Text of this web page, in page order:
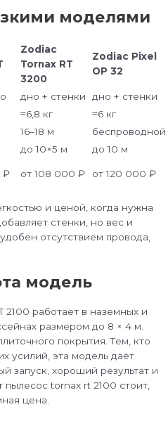
моделями
Zodiac
Tornax RT
3200
Zodiac Pixel
OP 32
дно + стенки
дно + стенки
≈6,8 кг
≈6 кг
16–18 м
беспроводной
до 10×5 м
до 10 м
₽ от 108 000 ₽ от 120 000 ₽
и ценой, когда нужна
стенки, но вес и
отсутствием провода,
модель
2100 работает в наземных и
размером до 8 × 4 м.
покрытия. Тем, кто
усилий, эта модель даёт
запуск, хороший результат и
tornax rt 2100 стоит,
цена.